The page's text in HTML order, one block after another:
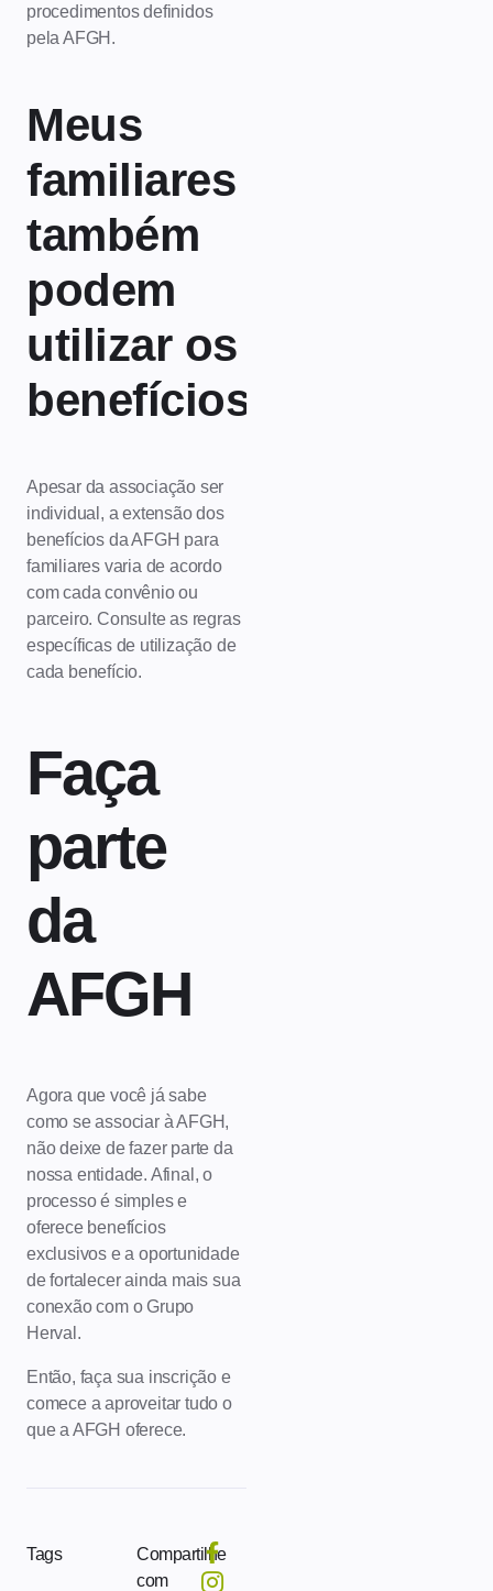
procedimentos definidos
pela AFGH.
Meus
familiares
também
podem
utilizar os
benefícios?
Apesar da associação ser
individual, a extensão dos
benefícios da AFGH para
familiares varia de acordo
com cada convênio ou
parceiro. Consulte as regras
específicas de utilização de
cada benefício.
Faça
parte
da
AFGH
Agora que você já sabe
como se associar à AFGH,
não deixe de fazer parte da
nossa entidade. Afinal, o
processo é simples e
oferece benefícios
exclusivos e a oportunidade
de fortalecer ainda mais sua
conexão com o Grupo
Herval.
Então, faça sua inscrição e
comece a aproveitar tudo o
que a AFGH oferece.
Tags
Compartilhe
com